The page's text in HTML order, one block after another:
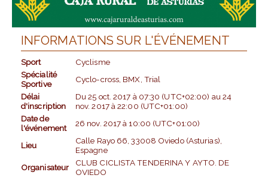
INFORMATIONS SUR L'ÉVÉNEMENT
Sport
Cyclisme
Spécialité
Sportive
Cyclo-cross, BMX, Trial
Délai
d'inscription
Du25 oct. 2017 à 07:30 (UTC+02:00) au24
nov. 2017à22:00 (UTC+01:00)
Date de
l'événement
26 nov. 2017à10:00 (UTC+01:00)
Lieu
Calle Rayo 66, 33008 Oviedo (Asturias),
Espagne
Organisateur
CLUB CICLISTA TENDERINA Y AYTO. DE
OVIEDO